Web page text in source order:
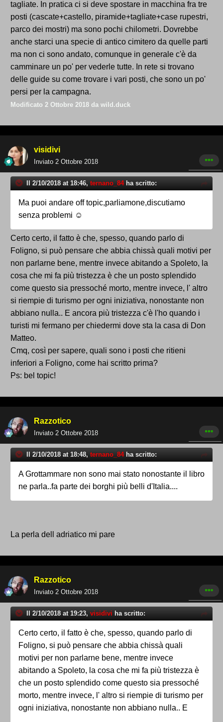
tagliate. In pratica ci si deve spostare in macchina fra tre
posti (cascate+castello, piramide+tagliate+case rupestri,
parco dei mostri) ma sono pochi chilometri. Dovrebbe
anche starci una specie di antico cimitero da quelle parti
ma non ci sono andato, comunque in generale c'è da
camminare un po' per vederle tutte. In rete si trovano
delle guide su come trovare i vari posti, che sono un po'
persi per la campagna.
Modificato 2 Ottobre 2018 da wild.duck
visidivi
Inviato 2 Ottobre 2018
Il 2/10/2018 at 18:46, ternano_84ha scritto:
Ma puoi andare off topic,parliamone,discutiamo
senza problemi ☺
Certo certo, il fatto è che, spesso, quando parlo di
Foligno, si può pensare che abbia chissà quali motivi per
non parlarne bene, mentre invece abitando a Spoleto, la
cosa che mi fa più tristezza è che un posto splendido
come questo sia pressoché morto, mentre invece, l' altro
si riempie di turismo per ogni iniziativa, nonostante non
abbiano nulla.. E ancora più tristezza c'è l'ho quando i
turisti mi fermano per chiedermi dove sta la casa di Don
Matteo.
Cmq, così per sapere, quali sono i posti che ritieni
inferiori a Foligno, come hai scritto prima?
Ps: bel topic!
Razzotico
Inviato 2 Ottobre 2018
Il 2/10/2018 at 18:48, ternano_84ha scritto:
A Grottammare non sono mai stato nonostante il libro
ne parla..fa parte dei borghi più belli d'Italia....
La perla dell adriatico mi pare
Razzotico
Inviato 2 Ottobre 2018
Il 2/10/2018 at 19:23, visidivi ha scritto:
Certo certo, il fatto è che, spesso, quando parlo di
Foligno, si può pensare che abbia chissà quali
motivi per non parlarne bene, mentre invece
abitando a Spoleto, la cosa che mi fa più tristezza è
che un posto splendido come questo sia pressoché
morto, mentre invece, l' altro si riempie di turismo per
ogni iniziativa, nonostante non abbiano nulla.. E